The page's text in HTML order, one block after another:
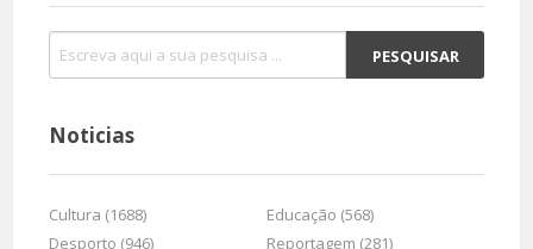
Noticias
Cultura (1688)
Educação (568)
Desporto (946)
Reportagem (281)